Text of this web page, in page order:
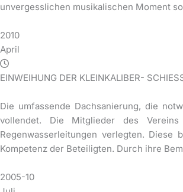
unvergesslichen musikalischen Moment
2010
April
EINWEIHUNG DER KLEINKALIBER-
Die umfassende Dachsanierung, die
vollendet. Die Mitglieder des
Regenwasserleitungen verlegten.
Kompetenz der Beteiligten. Durch ihre
2005-10